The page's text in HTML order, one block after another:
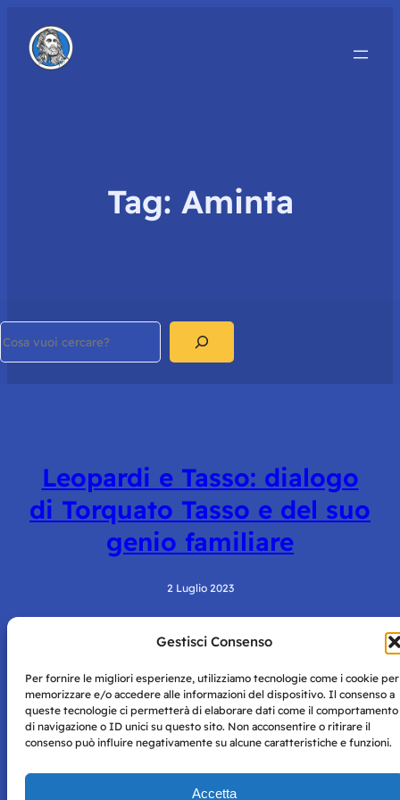
Gestisci Consenso
Per fornire le migliori esperienze, utilizziamo tecnologie come i cookie per
memorizzare e/o accedere alle informazioni del dispositivo. Il consenso a
queste tecnologie ci permetterà di elaborare dati come il comportamento
di navigazione o ID unici su questo sito. Non acconsentire o ritirare il
consenso può influire negativamente su alcune caratteristiche e funzioni.
Accetta
Tag: Aminta
Leopardi e Tasso: dialogo
di Torquato Tasso e del suo
genio familiare
2 Luglio 2023
Napoli con autorizzazione numero 38 del 25/9/2019.
Tutte le immagini e i contenuti su questo sito sono forniti